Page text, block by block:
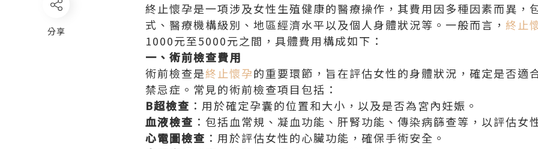
終止懷孕是一項涉及女性生殖健康的醫療操作，其費用因多種因素而異，
式、醫療機構級別、地區經濟水平以及個人身體狀況等。一般而言， 終止
1000元至5000元之間，具體費用構成如下：
一、術前檢查費用
術前檢查是終止懷孕的重要環節，旨在評估女性的身體狀況，確定是否適
禁忌症。常見的術前檢查項目包括：
B超檢查 ：用於確定孕囊的位置和大小，以及是否為宮內妊娠。
血液檢查 ：包括血常規、凝血功能、肝腎功能、傳染病篩查等，以評估女
心電圖檢查 ：用於評估女性的心臟功能，確保手術安全。
分享